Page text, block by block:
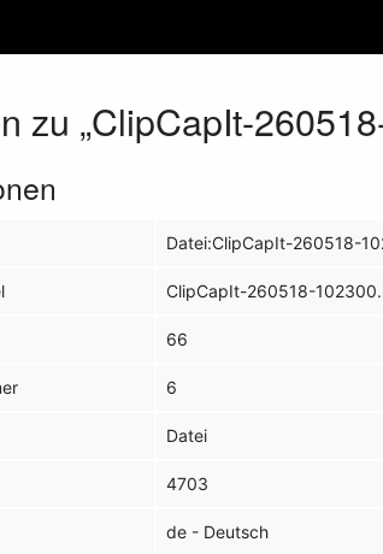
zu „ClipCapIt-
Datei:ClipCapIt-260518-
ClipCapIt-260518-
66
6
Datei
4703
de - Deutsch